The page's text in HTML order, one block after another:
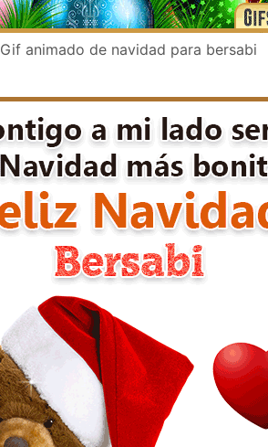
Gif animado de navidad para bersabi